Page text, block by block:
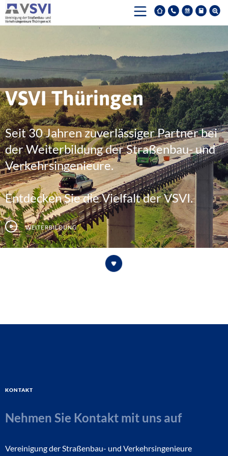
VSVI Thüringen
Seit 30 Jahren zuverlässiger Partner bei
der Weiterbildung der Straßenbau- und
Verkehrsingenieure.
Entdecken Sie die Vielfalt der VSVI.
Weiterbildung
Kontakt
Nehmen Sie Kontakt mit uns auf
Vereinigung der Straßenbau- und Verkehrsingenieure